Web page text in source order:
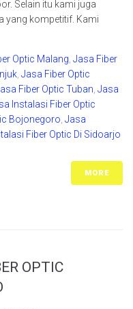
Selain itu kami juga
yang kompetitif. Kami
Optic Malang Jasa Fiber
Jasa Fiber Optic
Fiber Optic Tuban Jasa
Instalasi Fiber Optic
Bojonegoro Jasa
Fiber Optic Di Sidoarjo
MORE
OPTIC